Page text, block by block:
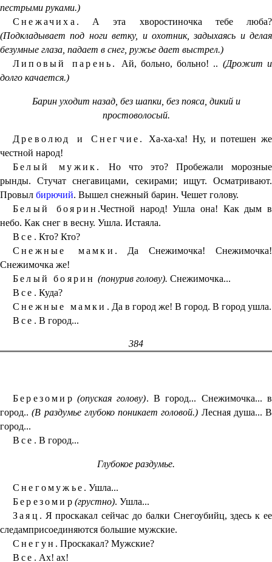
пестрыми руками.)
Снежачиха. А эта хворостиночка тебе люба?
(Подкладывает под ноги ветку, и охотник, задыхаясь и делая
безумные глаза, падает в снег, ружье дает выстрел.)
Липовый парень.Ай, больно, больно! .. (Дрожит и
долго качается.)
Барин уходит назад, без шапки, без пояса, дикий и
простоволосый.
Древолюд и Снегчие.Ха-ха-ха! Ну, и потешен же
честной народ!
Белый мужик.Но что это? Пробежали морозные
рынды. Стучат снегавицами, секирами; ищут. Осматривают.
Провыл бирючий. Вышел снежный барин. Чешет голову.
Белый боярин.Честной народ! Ушла она! Как дым в
небо. Как снег в весну. Ушла. Истаяла.
Все. Кто? Кто?
Снежные мамки. Да Снежимочка! Снежимочка!
Снежимочка же!
Белый боярин(понурив голову). Снежимочка...
Все. Куда?
Снежные мамки. Да в город же! В город. В город ушла.
Все. В город...
384
Березомир (опуская голову). В город... Снежимочка... в
город..(В раздумье глубоко поникает головой.) Лесная душа... В
город...
Все. В город...
Глубокое раздумье.
Снегомужье. Ушла...
Березомир (грустно). Ушла...
Заяц. Я проскакал сейчас до балки Снегоубийц, здесь к ее
следамприсоединяются большие мужские.
Снегун. Проскакал? Мужские?
Все. Ах! ах!